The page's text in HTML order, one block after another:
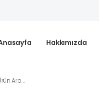
Hakkımızda